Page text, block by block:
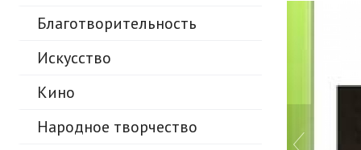
Происшествия
Hi-Tech. Интернет
Благотворительность
Искусство
Кино
Народное творчество